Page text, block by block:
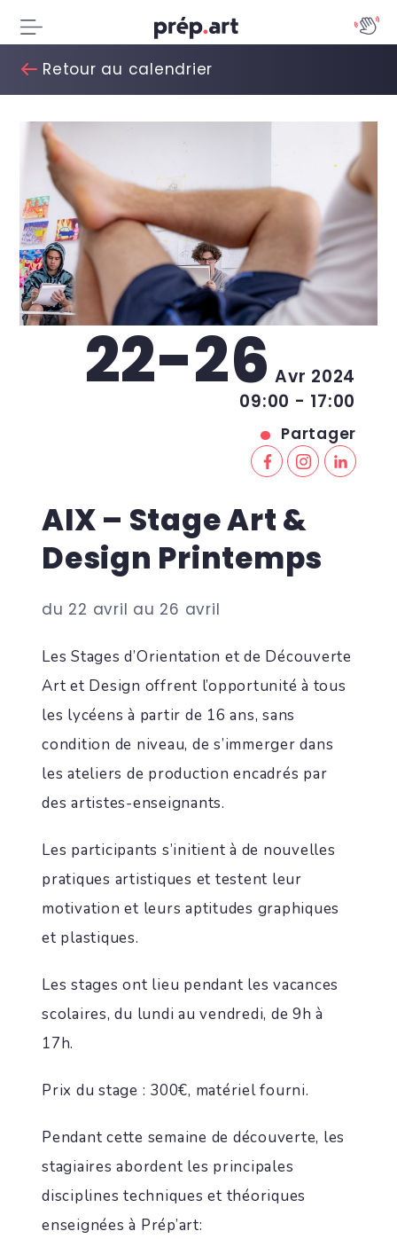
Retour au calendrier
22-26 Avr 2024
09:00 - 17:00
Partager
AIX – Stage Art &
Design Printemps
du 22 avril au 26 avril
Les Stages d’Orientation et de Découverte
Art et Design offrent l’opportunité à tous
les lycéens à partir de 16 ans, sans
condition de niveau, de s’immerger dans
les ateliers de production encadrés par
des artistes-enseignants.
Les participants s’initient à de nouvelles
pratiques artistiques et testent leur
motivation et leurs aptitudes graphiques
et plastiques.
Les stages ont lieu pendant les vacances
scolaires, du lundi au vendredi, de 9h à
17h.
Prix du stage : 300€, matériel fourni.
Pendant cette semaine de découverte, les
stagiaires abordent les principales
disciplines techniques et théoriques
enseignées à Prép’art: